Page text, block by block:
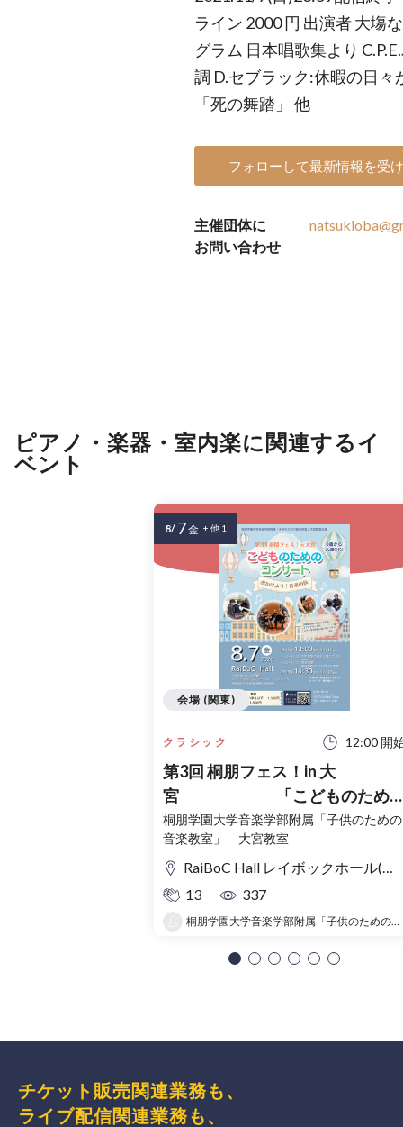
ライン 2000 円 出演者 大塲
グラム 日本唱歌集より
調 D.セブラック:休暇の日
「死の舞踏」 他
フォローして最新情報を受
主催団体に
お問い合わせ
ピアノ・楽器・室内楽に関連するイ
ベント
クラシック 12:00 開
第3回 桐朋フェス！in 大
宮 「こどものため
コンサート」〜出かけよう！音
の旅〜
桐朋学園大学音楽学部附属「子供のための
音楽教室」 大宮教室
RaiBoC Hall レイボックホール(市民会館おおみや) 5F リハーサルルーム・レクリエーションルーム
13
337
桐朋学園大学音楽学部附属「子供のための音楽教室 」大宮教室
会場 (関東)
8/ 7金 + 他 1
チケット販売関連業務も、
ライブ配信関連業務も、